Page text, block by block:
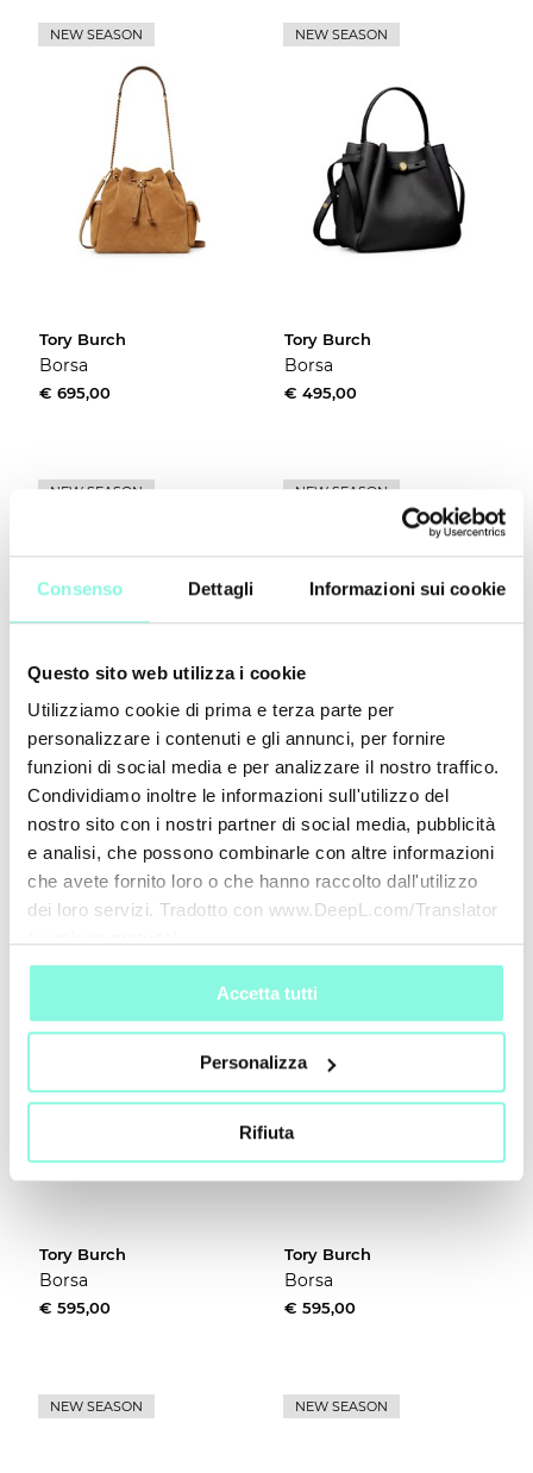
Consenso Dettagli Informazioni sui cookie
Questo sito web utilizza i cookie
Utilizziamo cookie di prima e terza parte per
personalizzare i contenuti e gli annunci, per fornire
funzioni di social media e per analizzare il nostro traffico.
Condividiamo inoltre le informazioni sull'utilizzo del
nostro sito con i nostri partner di social media, pubblicità
e analisi, che possono combinarle con altre informazioni
che avete fornito loro o che hanno raccolto dall'utilizzo
dei loro servizi. Tradotto con www.DeepL.com/Translator
Accetta tutti
Personalizza
Rifiuta
Nazione
SHIPPING TO
CONFIRM EDIT
NEW SEASON
Tory Burch
Borsa
€ 695,00
NEW SEASON
Tory Burch
Borsa
€ 495,00
NEW SEASON
Tory Burch
Borsa
€ 465,00
NEW SEASON
Tory Burch
Borsa
€ 465,00
NEW SEASON
Tory Burch
Borsa
€ 595,00
NEW SEASON
Tory Burch
Borsa
€ 595,00
NEW SEASON NEW SEASON